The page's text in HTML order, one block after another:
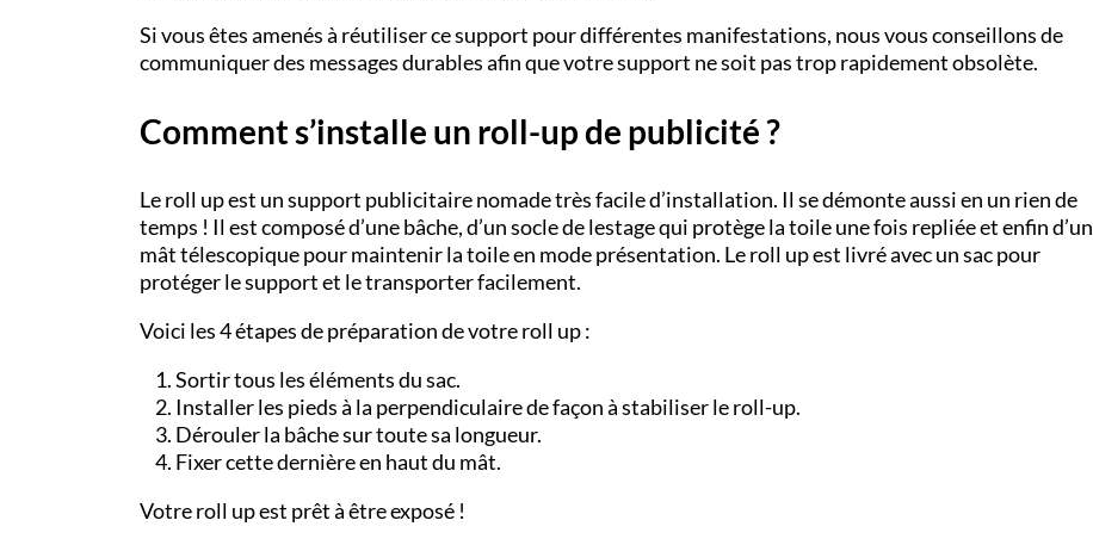
Si vous êtes amenés à réutiliser ce support pour différentes manifestations, nous vous conseillons de
communiquer des messages durables afin que votre support ne soit pas trop rapidement obsolète.
Comment s’installe un roll-up de publicité ?
Le roll up est un support publicitaire nomade très facile d’installation. Il se démonte aussi en un rien de
temps ! Il est composé d’une bâche, d’un socle de lestage qui protège la toile une fois repliée et enfin d’un
mât télescopique pour maintenir la toile en mode présentation. Le roll up est livré avec un sac pour
protéger le support et le transporter facilement.
Voici les 4 étapes de préparation de votre roll up :
Sortir tous les éléments du sac.
Installer les pieds à la perpendiculaire de façon à stabiliser le roll-up.
Dérouler la bâche sur toute sa longueur.
Fixer cette dernière en haut du mât.
Votre roll up est prêt à être exposé !